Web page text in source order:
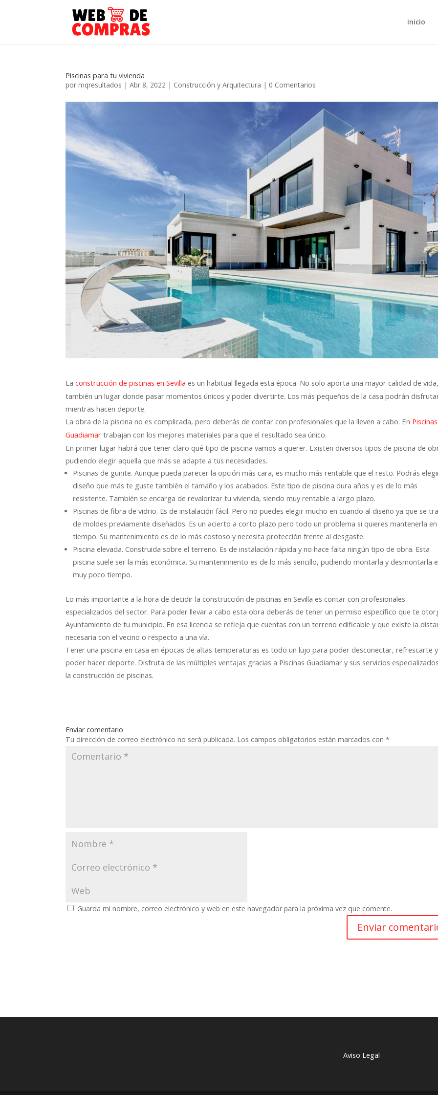
Inicio
Piscinas para tu vivienda
pormqresultados |Abr 8, 2022 | Construcción y Arquitectura | 0 Comentarios
La construcción de piscinas en Sevilla es un habitual llegada esta época. No solo aporta una mayor calidad de
también un lugar donde pasar momentos únicos y poder divertirte. Los más pequeños de la casa podrán
mientras hacen deporte.
La obra de la piscina no es complicada, pero deberás de contar con profesionales que la lleven a cabo. En Piscinas
Guadiamar trabajan con los mejores materiales para que el resultado sea único.
En primer lugar habrá que tener claro qué tipo de piscina vamos a querer. Existen diversos tipos de piscina de
pudiendo elegir aquella que más se adapte a tus necesidades.
Piscinas de gunite. Aunque pueda parecer la opción más cara, es mucho más rentable que el resto. Podrás
diseño que más te guste también el tamaño y los acabados. Este tipo de piscina dura años y es de lo más
resistente. También se encarga de revalorizar tu vivienda, siendo muy rentable a largo plazo.
Piscinas de fibra de vidrio. Es de instalación fácil. Pero no puedes elegir mucho en cuando al diseño ya que se
de moldes previamente diseñados. Es un acierto a corto plazo pero todo un problema si quieres mantenerla
tiempo. Su mantenimiento es de lo más costoso y necesita protección frente al desgaste.
Piscina elevada. Construida sobre el terreno. Es de instalación rápida y no hace falta ningún tipo de obra. Esta
piscina suele ser la más económica. Su mantenimiento es de lo más sencillo, pudiendo montarla y desmontarla
muy poco tiempo.
Lo más importante a la hora de decidir la construcción de piscinas en Sevilla es contar con profesionales
especializados del sector. Para poder llevar a cabo esta obra deberás de tener un permiso específico que te
Ayuntamiento de tu municipio. En esa licencia se refleja que cuentas con un terreno edificable y que existe la
necesaria con el vecino o respecto a una vía.
Tener una piscina en casa en épocas de altas temperaturas es todo un lujo para poder desconectar, refrescarte y
poder hacer deporte. Disfruta de las múltiples ventajas gracias a Piscinas Guadiamar y sus servicios
la construcción de piscinas.
Enviar comentario
Tu dirección de correo electrónico no será publicada. Los campos obligatorios están marcados con*
Guarda mi nombre, correo electrónico y web en este navegador para la próxima vez que comente.
Aviso Legal